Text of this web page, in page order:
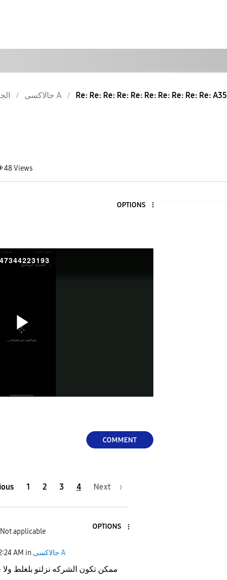
جالاكسى A Re: Re: Re: Re: Re: Re: Re: Re: Re: Re: A35
48Views
OPTIONS
P
l
y
V
COMMENT
1 2 3 4 Next
Not applicable
OPTIONS
AM in جالاكسى A
ممكن تكون الشركه نزلتو بلغلط